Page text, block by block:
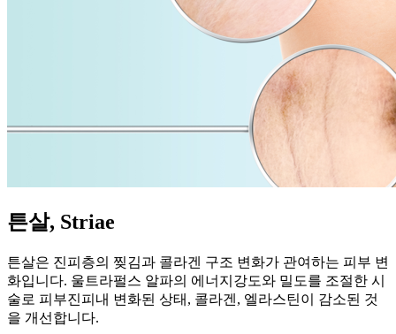
튼살, Striae
튼살은 진피층의 찢김과 콜라겐 구조 변화가 관여하는 피부 변
화입니다. 울트라펄스 알파의 에너지강도와 밀도를 조절한 시
술로 피부진피내 변화된 상태, 콜라겐, 엘라스틴이 감소된 것
을 개선합니다.